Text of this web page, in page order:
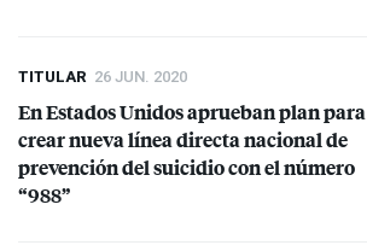
TITULAR 26 JUN. 2020
En Estados Unidos aprueban plan para
crear nueva línea directa nacional de
prevención del suicidio con el número
“988”